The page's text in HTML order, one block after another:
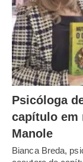
Psicóloga
capítulo em
Manole
Bianca Breda,